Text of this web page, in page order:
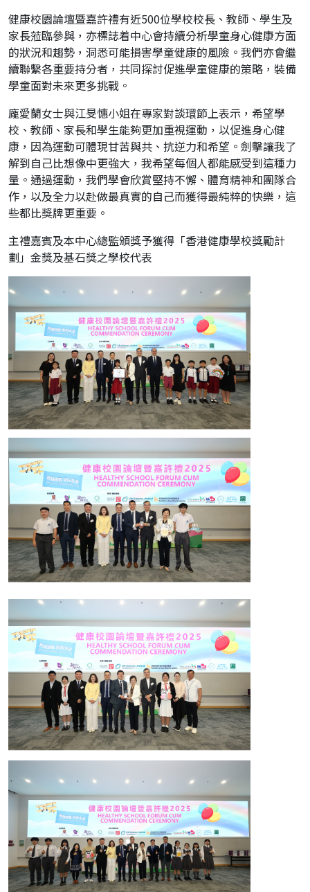
健康校園論壇暨嘉許禮有近500位學校校長、教師、學生及
家長蒞臨參與，亦標誌着中心會持續分析學童身心健康方面
的狀況和趨勢，洞悉可能損害學童健康的風險。我們亦會繼
續聯繫各重要持分者，共同探討促進學童健康的策略，裝備
學童面對未來更多挑戰。
龐愛蘭女士與江旻憓小姐在專家對談環節上表示，希望學
校、教師、家長和學生能夠更加重視運動，以促進身心健
康，因為運動可體現甘苦與共、抗逆力和希望。劍擊讓我了
解到自己比想像中更強大，我希望每個人都能感受到這種力
量。通過運動，我們學會欣賞堅持不懈、體育精神和團隊合
作，以及全力以赴做最真實的自己而獲得最純粹的快樂，這
些都比獎牌更重要。
主禮嘉賓及本中心總監頒獎予獲得「香港健康學校獎勵計
劃」金獎及基石獎之學校代表